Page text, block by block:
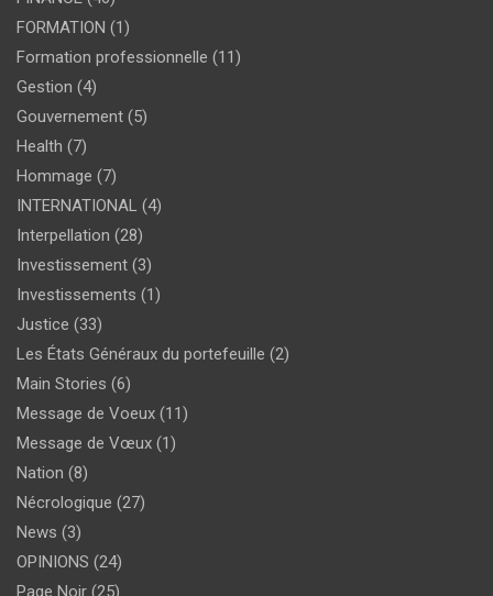
FORMATION (1)
Formation professionnelle (11)
Gestion (4)
Gouvernement (5)
Health (7)
Hommage (7)
INTERNATIONAL (4)
Interpellation (28)
Investissement (3)
Investissements (1)
Justice (33)
Les États Généraux du portefeuille (2)
Main Stories (6)
Message de Voeux (11)
Message de Vœux (1)
Nation (8)
Nécrologique (27)
News (3)
OPINIONS (24)
Page Noir (25)